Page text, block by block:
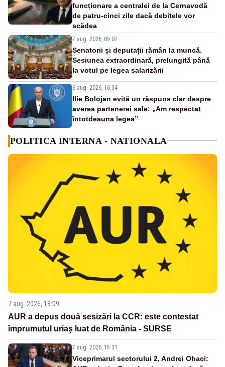
funcționare a centralei de la Cernavodă
de patru-cinci zile dacă debitele vor
scădea
7 aug. 2026, 09:07
Senatorii și deputații rămân la muncă.
Sesiunea extraordinară, prelungită până
la votul pe legea salarizării
6 aug. 2026, 16:34
Ilie Bolojan evită un răspuns clar despre
averea partenerei sale: „Am respectat
întotdeauna legea”
POLITICA INTERNA - NATIONALA
7 aug. 2026, 18:09
AUR a depus două sesizări la CCR: este contestat
împrumutul uriaș luat de România - SURSE
7 aug. 2026, 15:31
Viceprimarul sectorului 2, Andrei Ohaci: